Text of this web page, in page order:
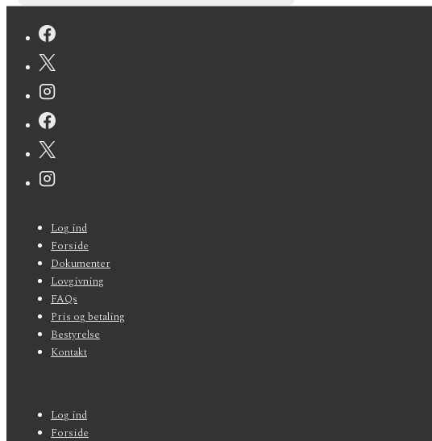
Sidefods-
menu
Log ind
Forside
Dokumenter
Lovgivning
FAQs
Pris og betaling
Bestyrelse
Kontakt
Sidefods-
menu
Log ind
Forside